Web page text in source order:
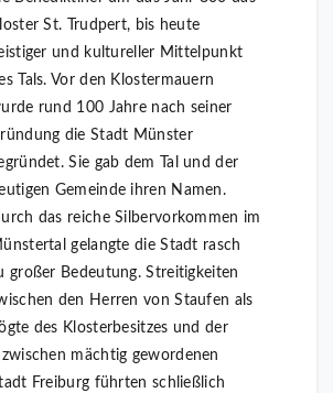
St. Trudpert, bis heute
und kultureller Mittelpunkt
Tals. Vor den Klostermauern
rund 100 Jahre nach seiner
die Stadt Münster
Sie gab dem Tal und der
Gemeinde ihren Namen.
das reiche Silbervorkommen im
gelangte die Stadt rasch
großer Bedeutung. Streitigkeiten
den Herren von Staufen als
des Klosterbesitzes und der
mächtig gewordenen
Freiburg führten schließlich